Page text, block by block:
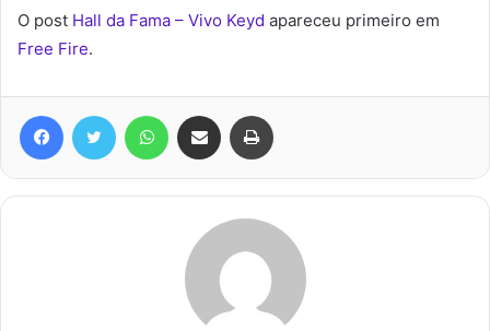
O post Hall da Fama – Vivo Keyd apareceu primeiro em
Free Fire.
FacebookTwitter WhatsAppCompartilhar via e-mail